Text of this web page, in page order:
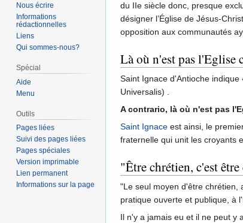
du IIe siècle donc, presque
désigner l’Église de Jésus-
opposition aux communautés
Là où n'est pas l'Eglise
Saint Ignace d'Antioche indique
Universalis) .
A contrario, là où n'est pas
Saint Ignace est ainsi, le
fraternelle qui unit les croyants
"Être chrétien, c'est
"Le seul moyen d'être chrétien,
pratique ouverte et publique, à
Il n'y a jamais eu et il ne peut y
Nous écrire
Informations
rédactionnelles
Liens
Qui sommes-nous?
Spécial
Aide
Menu
Outils
Pages liées
Suivi des pages liées
Pages spéciales
Version imprimable
Lien permanent
Informations sur la page